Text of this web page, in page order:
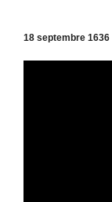
18 septembre 1636